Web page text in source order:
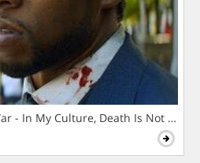
- In My Culture, Death Is Not The